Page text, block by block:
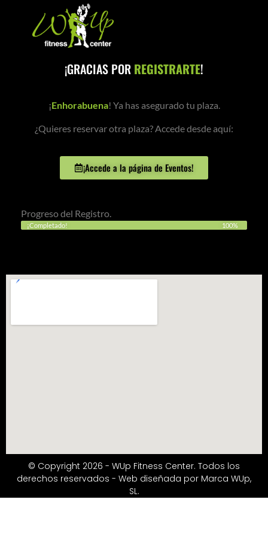
¡GRACIAS POR REGISTRARTE!
¡Enhorabuena! Ya has asegurado tu plaza.
¿Quieres reservar otra plaza? Accede desde aquí:
¡Accede a la página de Eventos!
Progreso del Registro.
¡Completado! 100%
© Copyright 2026 - WUp Fitness Center. Todos los
derechos reservados - Web diseñada por Marca WUp,
SL.